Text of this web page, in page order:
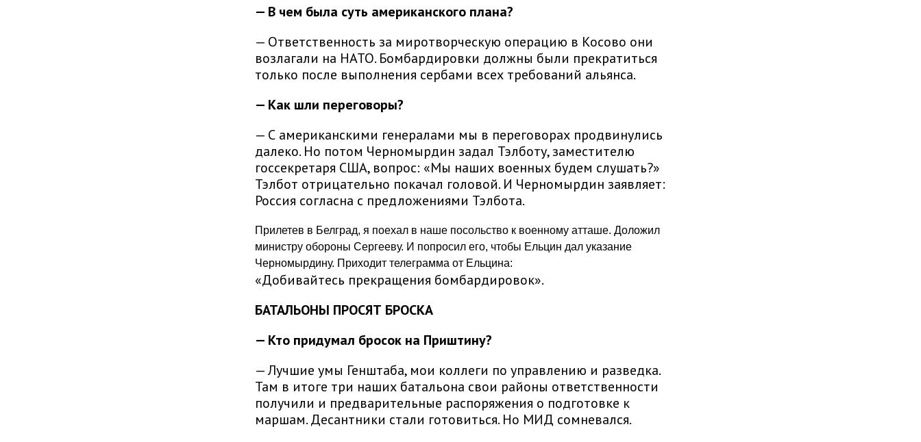
— В чем была суть американского плана?
— Ответственность за миротворческую операцию в Косово они
возлагали на НАТО. Бомбардировки должны были прекратиться
только после выполнения сербами всех требований альянса.
— Как шли переговоры?
— С американскими генералами мы в переговорах продвинулись
далеко. Но потом Черномырдин задал Тэлботу, заместителю
госсекретаря США, вопрос: «Мы наших военных будем слушать?»
Тэлбот отрицательно покачал головой. И Черномырдин заявляет:
Россия согласна с предложениями Тэлбота.
Прилетев в Белград, я поехал в наше посольство к военному атташе. Доложил
министру обороны Сергееву. И попросил его, чтобы Ельцин дал указание
Черномырдину. Приходит телеграмма от Ельцина:
«Добивайтесь прекращения бомбардировок».
БАТАЛЬОНЫ ПРОСЯТ БРОСКА
— Кто придумал бросок на Приштину?
— Лучшие умы Генштаба, мои коллеги по управлению и разведка.
Там в итоге три наших батальона свои районы ответственности
получили и предварительные распоряжения о подготовке к
маршам. Десантники стали готовиться. Но МИД сомневался.